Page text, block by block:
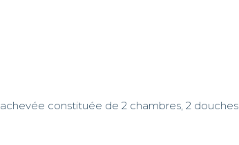
constituée de 2 chambres, 2